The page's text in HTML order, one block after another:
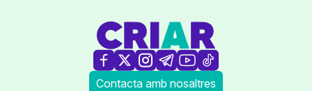
Contacta amb nosaltres